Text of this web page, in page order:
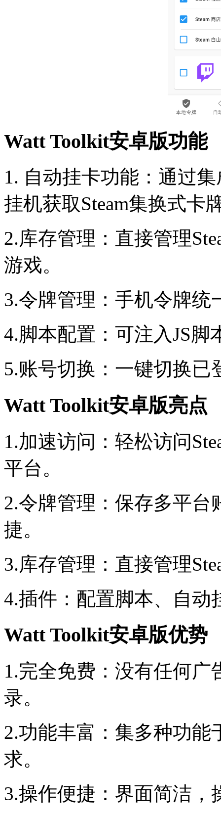
Watt Toolkit安卓版功能
1. 自动挂卡功能：通过
挂机获取Steam集换式卡
2.库存管理：直接管理
游戏。
3.令牌管理：手机令牌
4.脚本配置：可注入JS
5.账号切换：一键切换已
Watt Toolkit安卓版亮点
1.加速访问：轻松访问
平台。
2.令牌管理：保存多平
捷。
3.库存管理：直接管理
4.插件：配置脚本、自动
Watt Toolkit安卓版优势
1.完全免费：没有任何
录。
2.功能丰富：集多种功能
求。
3.操作便捷：界面简洁，